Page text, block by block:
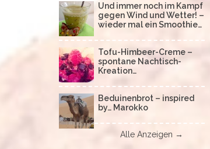
Und immer noch im Kampf
gegen Wind und Wetter! –
wieder mal ein Smoothie…
Tofu-Himbeer-Creme –
spontane Nachtisch-
Kreation…
Beduinenbrot – inspired
by… Marokko
Alle Anzeigen →